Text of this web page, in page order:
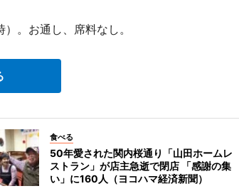
。お通し、席料なし。
食べる
50年愛された関内桜通り「山田ホームレ
ストラン」が店主急逝で閉店 「感謝の集
い」に160人（ヨコハマ経済新聞）